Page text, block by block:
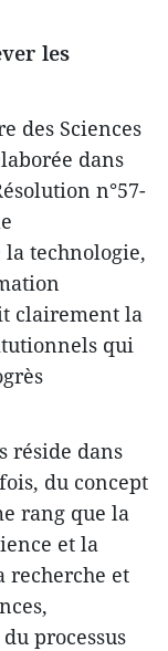
les
des Sciences
dans
n°57-
la technologie,
clairement la
qui
réside dans
du concept
rang que la
et la
recherche et
processus